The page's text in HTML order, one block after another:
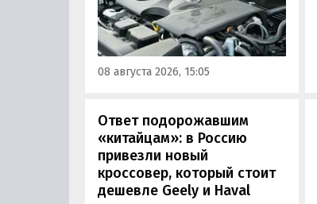
обслуживания и условий
эксплуатации. Тем не менее
Autonews составил ТОП-3 самых
надежных бензиновых
моторов, которые могут не
08 августа 2026, 15:05
Ответ подорожавшим
«китайцам»: в Россию
привезли новый
кроссовер, который стоит
дешевле Geely и Haval